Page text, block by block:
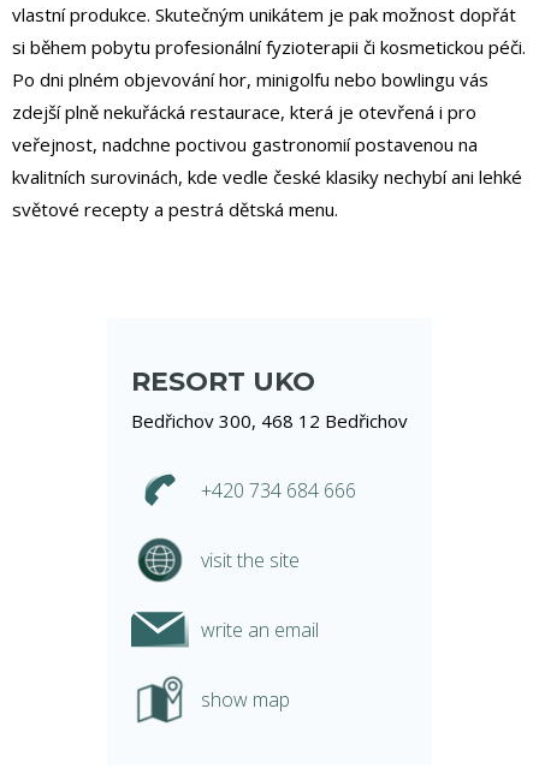
vlastní produkce. Skutečným unikátem je pak možnost dopřát
si během pobytu profesionální fyzioterapii či kosmetickou péči.
Po dni plném objevování hor, minigolfu nebo bowlingu vás
zdejší plně nekuřácká restaurace, která je otevřená i pro
veřejnost, nadchne poctivou gastronomií postavenou na
kvalitních surovinách, kde vedle české klasiky nechybí ani lehké
světové recepty a pestrá dětská menu.
RESORT UKO
Bedřichov 300, 468 12 Bedřichov
+420 734 684 666
visit the site
write an email
show map